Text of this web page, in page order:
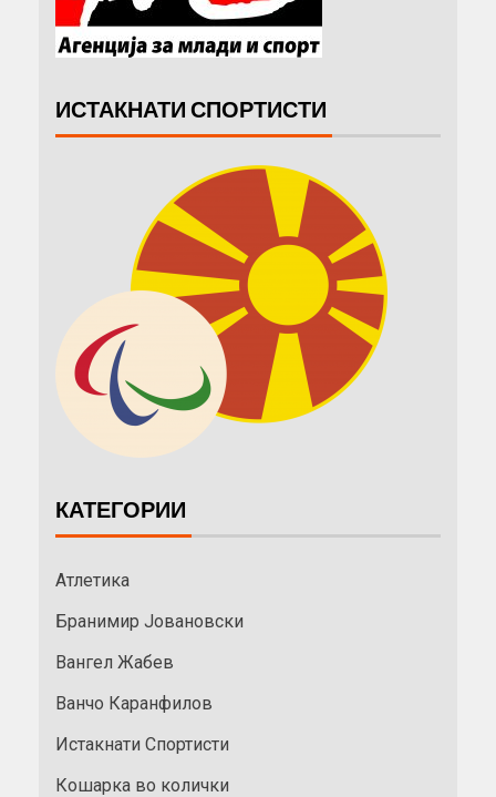
ИСТАКНАТИ СПОРТИСТИ
КАТЕГОРИИ
Атлетика
Бранимир Јовановски
Вангел Жабев
Ванчо Каранфилов
Истакнати Спортисти
Кошарка во колички